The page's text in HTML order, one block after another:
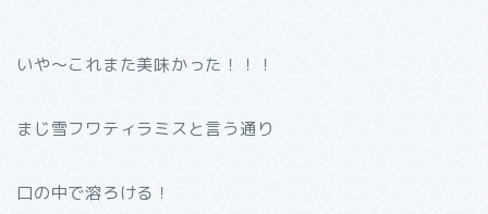
いや〜これまた美味かった！！！
まじ雪フワティラミスと言う通り
口の中で溶ろける！